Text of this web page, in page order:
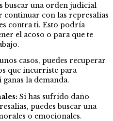
buscar una orden judicial
continuar con las represalias
contra ti. Esto podría
el acoso o para que te
casos, puedes recuperar
que incurriste para
la demanda.
Si has sufrido daño
puedes buscar una
o emocionales.